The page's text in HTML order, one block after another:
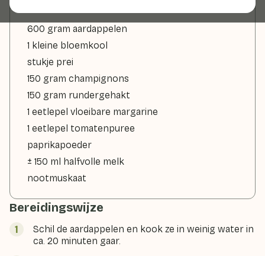
600 gram aardappelen
1 kleine bloemkool
stukje prei
150 gram champignons
150 gram rundergehakt
1 eetlepel vloeibare margarine
1 eetlepel tomatenpuree
paprikapoeder
± 150 ml halfvolle melk
nootmuskaat
Bereidingswijze
Schil de aardappelen en kook ze in weinig water in
ca. 20 minuten gaar.